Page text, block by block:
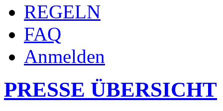
REGELN
FAQ
Anmelden
PRESSE ÜBERSICHT